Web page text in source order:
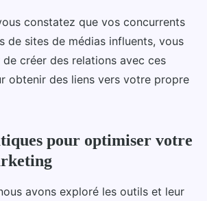
constatez que vos concurrents
de sites de médias influents, vous
créer des relations avec ces
obtenir des liens vers votre propre
pour optimiser votre
avons exploré les outils et leur